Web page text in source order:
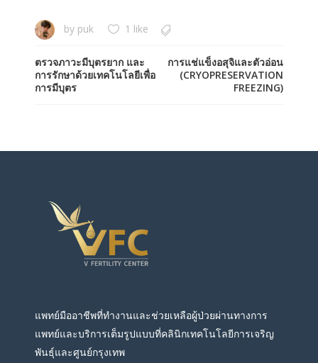
by puk 1 like
ตรวจภาวะมีบุตรยาก และ
การรักษาด้วยเทคโนโลยีเพื่อ
การมีบุตร
การแช่แข็งอสุจิและตัวอ่อน
(CRYOPRESERVATION
FREEZING)
แพทย์มืออาชีพที่ทำงานและช่วยเหลือผู้ป่วยผ่านทางการ
แพทย์และบริการเต็มรูปแบบที่คลินิกเทคโนโลยีการเจริญ
พันธุ์และศูนย์กรุงเทพ